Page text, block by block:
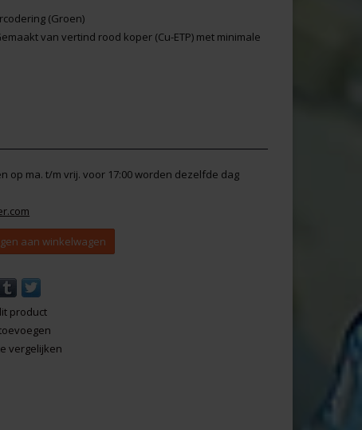
(Groen)
van vertind rood koper (Cu-ETP) met minimale
op ma. t/m vrij. voor 17:00 worden dezelfde dag
aan winkelwagen
product
vergelijken